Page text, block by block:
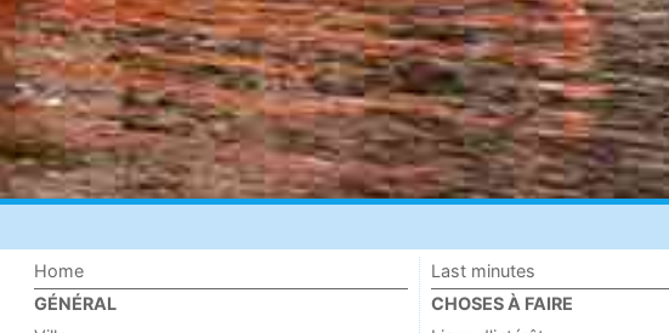
Home
GÉNÉRAL
Last minutes
CHOSES À FAIRE